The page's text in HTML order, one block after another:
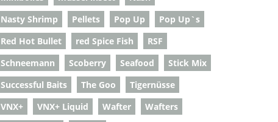
Nasty Shrimp
Pellets Pop Up
Pop Up`s
Red Hot Bullet
red Spice Fish
RSF
Schneemann
Scoberry Seafood
Stick Mix
Successful Baits
The Goo
Tigernüsse
VNX+
VNX+ Liquid Wafter
Wafters